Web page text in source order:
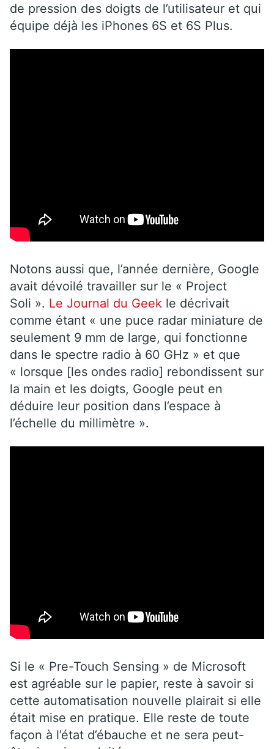
de pression des doigts de l’utilisateur et qui
équipe déjà les iPhones 6S et 6S Plus.
Notons aussi que, l’année dernière, Google
avait dévoilé travailler sur le « Project
Soli ». Le Journal du Geek le décrivait
comme étant « une puce radar miniature de
seulement 9 mm de large, qui fonctionne
dans le spectre radio à 60 GHz » et que
« lorsque [les ondes radio] rebondissent sur
la main et les doigts, Google peut en
déduire leur position dans l’espace à
l’échelle du millimètre ».
Si le « Pre-Touch Sensing » de Microsoft
est agréable sur le papier, reste à savoir si
cette automatisation nouvelle plairait si elle
était mise en pratique. Elle reste de toute
façon à l’état d’ébauche et ne sera peut-